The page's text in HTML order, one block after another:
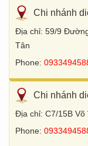
Chi nhánh
Địa chỉ: 59/9
Tân
Phone:
Chi nhánh
Địa chỉ: C7/15B Võ
Phone: